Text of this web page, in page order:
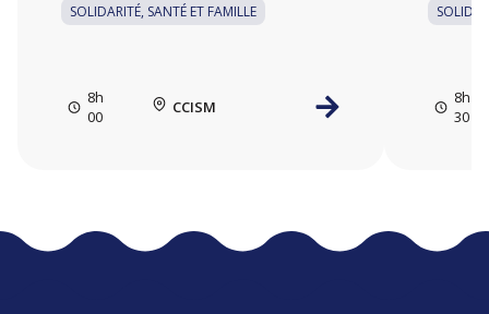
SOLIDARITÉ, SANTÉ ET FAMILLE
8h
00
CCISM
8h
30